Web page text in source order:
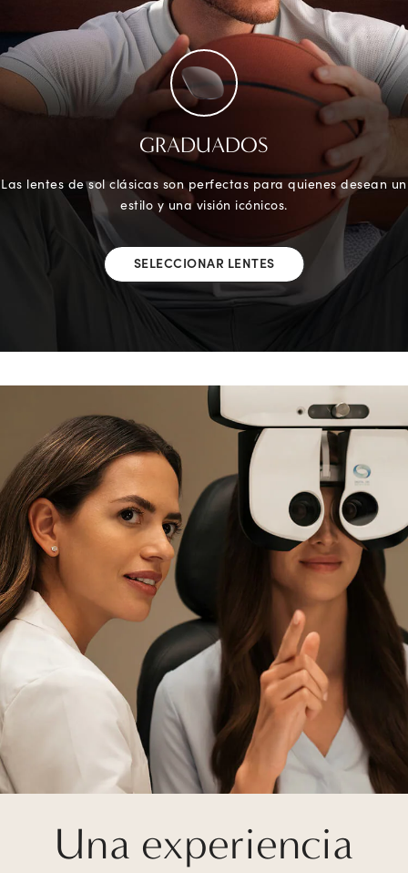
GRADUADOS
Las lentes de sol clásicas son perfectas para quienes desean un
estilo y una visión icónicos.
SELECCIONAR LENTES
Una experiencia